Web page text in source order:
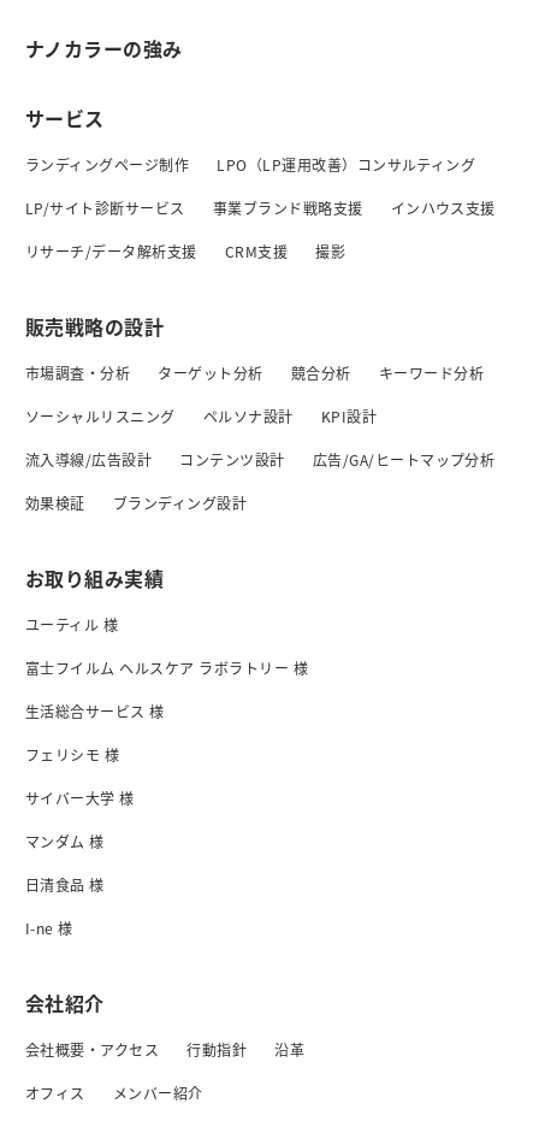
ナノカラーの強み
サービス
ランディングページ制作 LPO（LP運用改善）コンサルティング
LP/サイト診断サービス 事業ブランド戦略支援 インハウス支援
リサーチ/データ解析支援 CRM支援 撮影
販売戦略の設計
市場調査・分析 ターゲット分析 競合分析 キーワード分析
ソーシャルリスニング ペルソナ設計 KPI設計
流入導線/広告設計 コンテンツ設計 広告/GA/ヒートマップ分析
効果検証 ブランディング設計
お取り組み実績
ユーティル 様
富士フイルム ヘルスケア ラボラトリー 様
生活総合サービス 様
フェリシモ 様
サイバー大学 様
マンダム 様
日清食品 様
I-ne 様
会社紹介
会社概要・アクセス 行動指針 沿革
オフィス メンバー紹介